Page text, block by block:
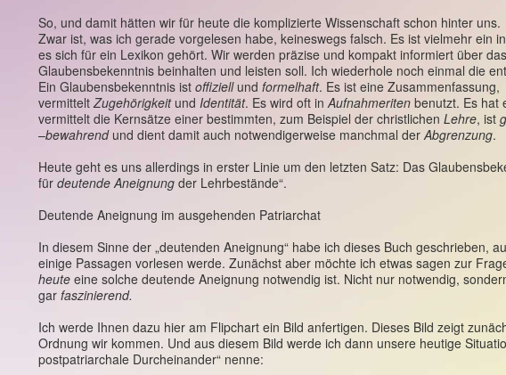
So, und damit hätten wir für heute die komplizierte Wissenschaft schon hinter uns.
Zwar ist, was ich gerade vorgelesen habe, keineswegs falsch. Es ist vielmehr ein
es sich für ein Lexikon gehört. Wir werden präzise und kompakt informiert über
Glaubensbekenntnis beinhalten und leisten soll. Ich wiederhole noch einmal die
Ein Glaubensbekenntnis ist offiziellund formelhaft. Es ist eine Zusammenfassung,
vermitteltZugehörigkeitund Identität. Es wird oft inAufnahmeriten benutzt. Es hat
vermittelt die Kernsätze einer bestimmten, zum Beispiel der christlichen Lehre, ist
–bewahrendund dient damit auch notwendigerweise manchmal derAbgrenzung.
Heute geht es uns allerdings in erster Linie um den letzten Satz: Das
für deutende Aneignung der Lehrbestände“.
Deutende Aneignung im ausgehenden Patriarchat
In diesem Sinne der „deutenden Aneignung“ habe ich dieses Buch geschrieben,
einige Passagen vorlesen werde. Zunächst aber möchte ich etwas sagen zur
heute eine solche deutende Aneignung notwendig ist. Nicht nur notwendig,
gar faszinierend.
Ich werde Ihnen dazu hier am Flipchart ein Bild anfertigen. Dieses Bild zeigt
Ordnung wir kommen. Und aus diesem Bild werde ich dann unsere heutige
postpatriarchale Durcheinander“ nenne: